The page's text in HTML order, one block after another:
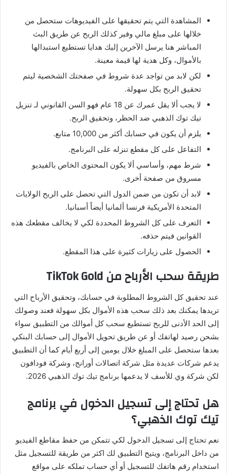
المشاهدة التي يتم تحقيقها على الفيديوهات ستحصل من
خلالها على مبلغ مالي وفير كذلك الربح عن طريق البث
المباشر هنا يرسل الآخرين إليك هدايا تستطيع استبدالها
بالأموال، وكل هدية لها قيمة معينة.
لكن لابد من تواجد عدة شروط في صفحتك الشخصية ليتم
تحقيق الربح بكل سهولة.
لا يجب ألا يقل عمرك عن
عام فهو السن القانوني لـ تنزيل
تيك توك الذهبي ضد الحظر، وتحقيق الربح.
يلزم أن يكون في حسابك أكثر من
متابع.
التفاعل على كل مقطع تنزله على البرنامج.
شرط مهم، وأساسي ألا يكون المحتوى الخاص بالفيديو
مسروق من صفحة أخرى.
لابد أن تكون من ضمن الدول التي تحصل على الربح الولايات
المتحدة الأمريكية فرنسا ألمانيا أيضاً أسبانيا.
التعرف على كل الشروط المحددة لكي لا يخالف مقطعك هذه
القوانين فيتم حذفه.
الحصول على زيارات كثيرة على هذا المقطع.
طريقة سحب الأرباحمن
عند تحقيق كل الشروط المطلوبة في حسابك، وتحقيق الأرباح التي
تريدها يمكنك بعد ذلك سحب هذه الأموال بكل سهولة فعند وصولك
إلى الحد الأدنى للربح تستطيع سحب كل أموالك من التطبيق سواء
بشحن رصيد لهاتفك أو عن طريق تحويل الأموال إلى حسابك البنكي
بعدها ستحصل على المبلغ خلال يومين إلى أربع أيام كما أن التطبيق
يدعم شركات عديدة مثل شركة اتصالات أورانج، وشركة فودافون
لكن شركة وي للأسف لا يدعمها برنامج تيك توك الذهبي 2026
.
هلتحتاجإلىتسجيل الدخول في برنامج
تيكتوك الذهبي؟
نعم تحتاج إلى تسجيل الدخول لكي تتمكن من حفظ مقاطع الفيديو
من داخل البرنامج، ويتيح التطبيق لك اكثر من طريقة للتسجيل مثل
استخدام رقم هاتفك للتسجيل أو أي حساب تملكه على مواقع